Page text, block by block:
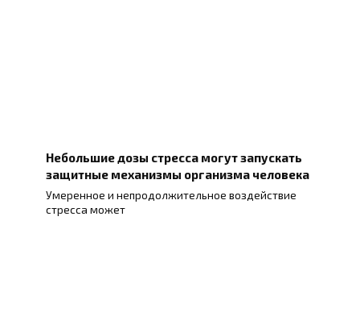
Небольшие дозы стресса могут запускать
защитные механизмы организма человека
Умеренное и непродолжительное воздействие
стресса может